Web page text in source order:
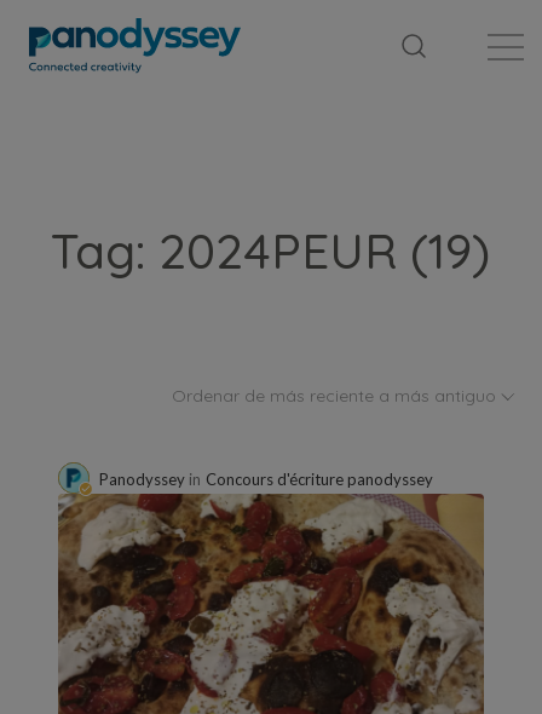
Tag: 2024PEUR (19)
Ordenar de más reciente a más antiguo
Panodyssey in Concours d'écriture panodyssey